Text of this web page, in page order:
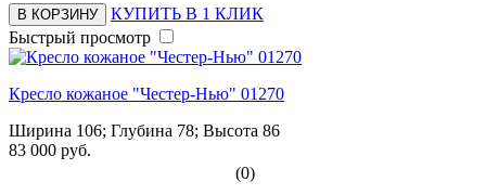
В КОРЗИНУ
КУПИТЬ В 1 КЛИК
Быстрый просмотр
Кресло кожаное "Честер-Нью" 01270
Ширина 106; Глубина 78; Высота 86
83 000 руб.
(0)